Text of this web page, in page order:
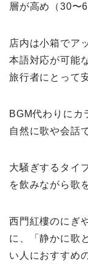
層が高め（30〜
店内は小箱でア
本語対応が可能
旅行者にとって
BGM代わりにカ
自然に歌や会話
大騒ぎするタイ
を飲みながら歌
西門紅樓のにぎ
に、「静かに歌
い人におすすめ